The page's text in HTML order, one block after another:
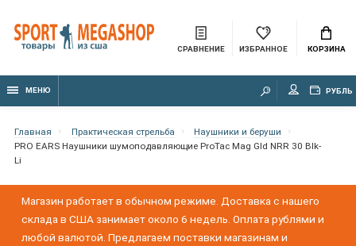
СРАВНЕНИЕ ИЗБРАННОЕ КОРЗИНА
МЕНЮ РУБЛЬ
Главная Практическая стрельба
Наушники и беруши
PRO EARS Наушники шумоподавляющие ProTac Mag Gld NRR 30 Blk-
Li
Магазин работает в обычном режиме. Доставка с нашего
склада в США занимает около 6 недель. Оплата рублями и
любой валютой. Предлагаем поставки магазинам и